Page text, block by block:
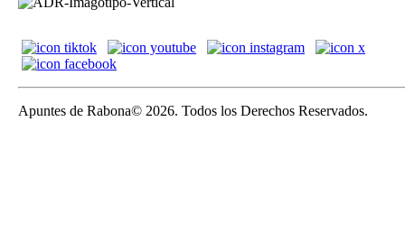
Apuntes de Rabona© 2026. Todos los Derechos Reservados.